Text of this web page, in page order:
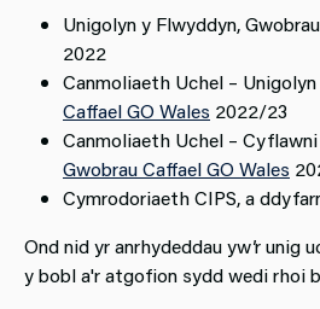
Unigolyn y Flwyddyn,
2022
Canmoliaeth Uchel –
Caffael GO Wales 2022/23
Canmoliaeth Uchel – Cyflawni
Gwobrau Caffael GO Wales
Cymrodoriaeth CIPS, a
Ond nid yr anrhydeddau yw’r unig
y bobl a'r atgofion sydd wedi rhoi